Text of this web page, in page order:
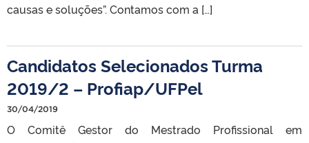
causas e soluções”. Contamos com a […]
Candidatos Selecionados Turma
2019/2 – Profiap/UFPel
30/04/2019
O Comitê Gestor do Mestrado Profissional em